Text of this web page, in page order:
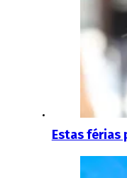
Estas férias